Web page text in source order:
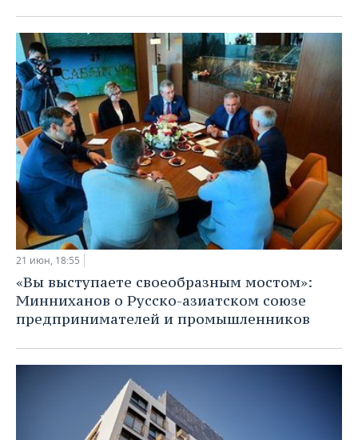
21 июн, 18:55
«Вы выступаете своеобразным мостом»:
Минниханов о Русско-азиатском союзе
предпринимателей и промышленников